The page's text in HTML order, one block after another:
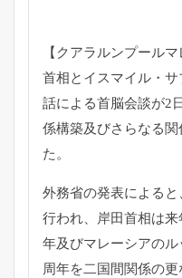
【クアラルンプール
首相とイスマイル・サ
話による首脳会談が2
係構築及びさらなる
た。
外務省の発表による
行われ、
岸田首相は
年及びマレーシアのル
周年を二国間関係の